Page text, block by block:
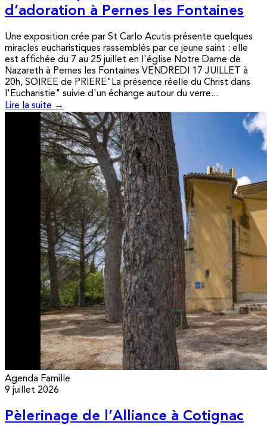
d’adoration à Pernes les Fontaines
Une exposition crée par St Carlo Acutis présente quelques
miracles eucharistiques rassemblés par ce jeune saint : elle
est affichée du 7 au 25 juillet en l'église Notre Dame de
Nazareth à Pernes les Fontaines VENDREDI 17 JUILLET à
20h, SOIREE de PRIERE"La présence réelle du Christ dans
l'Eucharistie" suivie d'un échange autour du verre...
Lire la suite →
Agenda Famille
9 juillet 2026
Pèlerinage de l’Alliance à Cotignac